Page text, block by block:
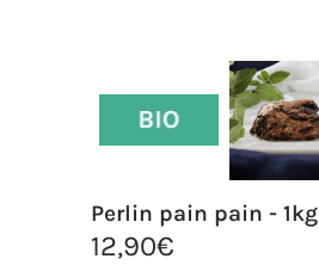
Perlin pain pain - 1kg
12,90€